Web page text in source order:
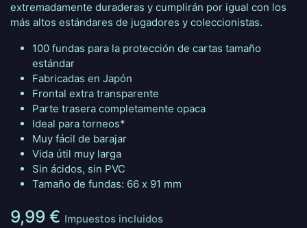
extremadamente duraderas y cumplirán por igual con los
más altos estándares de jugadores y coleccionistas.
100 fundas para la protección de cartas tamaño
estándar
Fabricadas en Japón
Frontal extra transparente
Parte trasera completamente opaca
Ideal para torneos*
Muy fácil de barajar
Vida útil muy larga
Sin ácidos, sin PVC
Tamaño de fundas: 66 x 91 mm
9,99 € Impuestos incluidos